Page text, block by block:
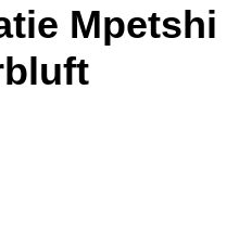
Mpetshi